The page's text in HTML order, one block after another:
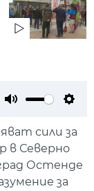
сили за
в Северно
Остенде
за